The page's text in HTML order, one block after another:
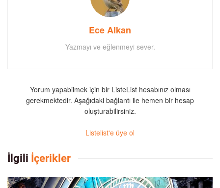
Ece Alkan
Yazmayı ve eğlenmeyi sever.
Yorum yapabilmek için bir ListeList hesabınız olması
gerekmektedir. Aşağıdaki bağlantı ile hemen bir hesap
oluşturabilirsiniz.
Listelist'e üye ol
İlgili İçerikler